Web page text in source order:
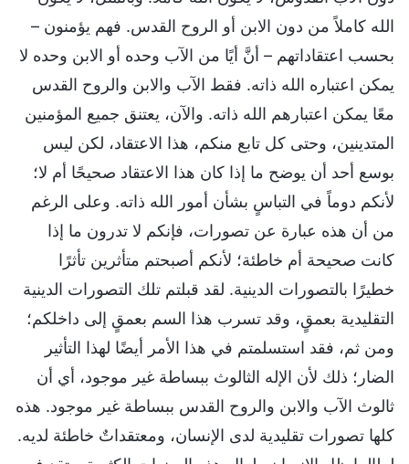
الله كاملاً من دون الابن أو الروح القدس. فهم يؤمنون –
بحسب اعتقاداتهم – أنَّ أيًا من الآب وحده أو الابن وحده لا
يمكن اعتباره الله ذاته. فقط الآب والابن والروح القدس
معًا يمكن اعتبارهم الله ذاته. والآن، يعتنق جميع المؤمنين
المتدينين، وحتى كل تابع منكم، هذا الاعتقاد، لكن ليس
بوسع أحد أن يوضح ما إذا كان هذا الاعتقاد صحيحًا أم لا؛
لأنكم دوماً في التباسٍ بشأن أمور الله ذاته. وعلى الرغم
من أن هذه عبارة عن تصورات، فإنكم لا تدرون ما إذا
كانت صحيحة أم خاطئة؛ لأنكم أصبحتم متأثرين تأثرًا
خطيرًا بالتصورات الدينية. لقد قبلتم تلك التصورات الدينية
التقليدية بعمقٍ، وقد تسرب هذا السم بعمقٍ إلى داخلكم؛
ومن ثم، فقد استسلمتم في هذا الأمر أيضًا لهذا التأثير
الضار؛ ذلك لأن الإله الثالوث ببساطة غير موجود، أي أن
ثالوث الآب والابن والروح القدس ببساطة غير موجود. هذه
كلها تصورات تقليدية لدى الإنسان، ومعتقداتٌ خاطئة لديه.